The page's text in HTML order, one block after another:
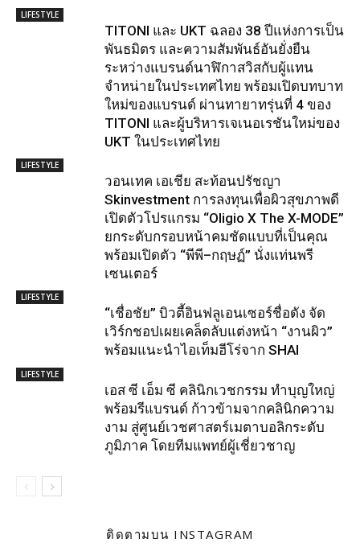
LIFESTYLE
TITONI และ UKT ฉลอง 38 ปีแห่งการเป็น
พันธมิตร และความสัมพันธ์อันยั่งยืน
ระหว่างแบรนด์นาฬิกาสวิสกับผู้แทน
จำหน่ายในประเทศไทย พร้อมเปิดบทบาท
ใหม่ของแบรนด์ ผ่านทายาทรุ่นที่ 4 ของ
TITONI และผู้บริหารเจเนอเรชันใหม่ของ
UKT ในประเทศไทย
LIFESTYLE
วอนเทค เอเชีย สะท้อนปรัชญา
Skinvestment การลงทุนเพื่อผิวสุขภาพดี
เปิดตัวโปรแกรม “Oligio X The X-MODE”
ยกระดับกรอบหน้าคมชัดแบบที่เป็นคุณ
พร้อมเปิดตัว “พีพี–กฤษฏ์” นั่งแท่นพรี
เซนเตอร์
LIFESTYLE
“เชื่อชัย” บิวตี้อินฟลูเอนเซอร์ชื่อดัง จัด
เวิร์กชอปเผยเคล็ดลับแต่งหน้า “งานผิว”
พร้อมแนะนำไอเท็มฮีโร่จาก SHAI
LIFESTYLE
เอส ซี เอ็ม ซี คลินิกเวชกรรม ทำบุญใหญ่
พร้อมรีแบรนด์ ก้าวข้ามจากคลินิกความ
งาม สู่ศูนย์เวชศาสตร์เมตาบอลิกระดับ
ภูมิภาค โดยทีมแพทย์ผู้เชี่ยวชาญ
ติดตามบน INSTAGRAM